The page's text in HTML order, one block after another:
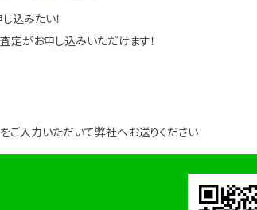
込みたい！
定がお申し込みいただけます！
ご入力いただいて弊社へお送りください